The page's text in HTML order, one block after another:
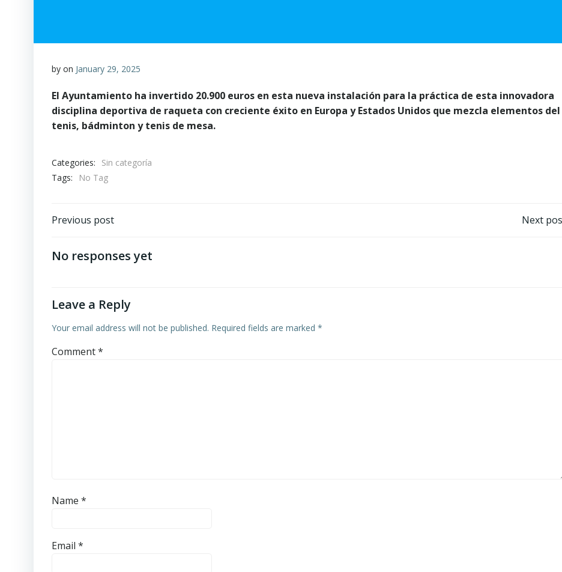
by on January 29, 2025
El Ayuntamiento ha invertido 20.900 euros en esta nueva instalación para la práctica de esta innovadora
disciplina deportiva de raqueta con creciente éxito en Europa y Estados Unidos que mezcla elementos del
tenis, bádminton y tenis de mesa.
Categories:
Sin categoría
Tags:
No Tag
Post
navigation
Previous post Next
No responses yet
Leave a Reply
Your email address will not be published. Required fields are marked *
Comment*
Name *
Email *